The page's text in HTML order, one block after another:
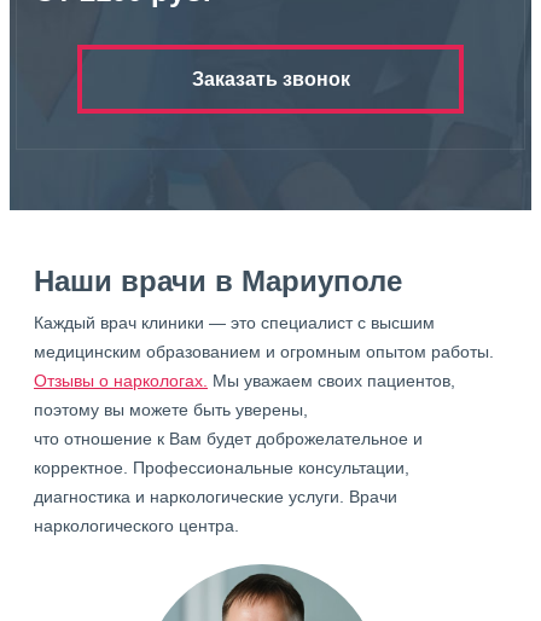
Заказать звонок
Наши врачи в Мариуполе
Каждый врач клиники — это специалист с высшим
медицинским образованием и огромным опытом работы.
Отзывы о наркологах. Мы уважаем своих пациентов,
поэтому вы можете быть уверены,
что отношение к Вам будет доброжелательное и
корректное. Профессиональные консультации,
диагностика и наркологические услуги. Врачи
наркологического центра.